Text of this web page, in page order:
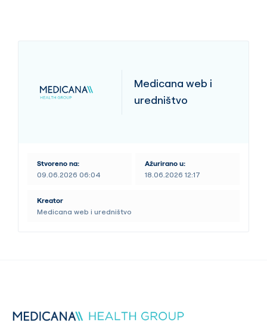
Medicana web i
uredništvo
Stvoreno na:
09.06.2026 06:04
Ažurirano u:
18.06.2026 12:17
Kreator
Medicana web i uredništvo